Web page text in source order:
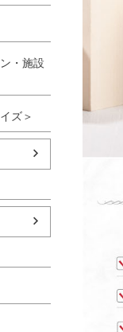
・施設
ズ＞